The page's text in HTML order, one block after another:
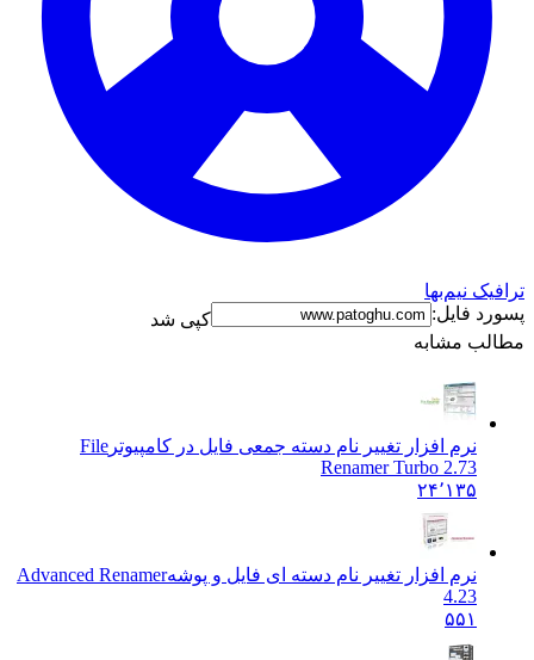
ترافیک نیم‌بها
پسورد فایل:
کپی شد
مطالب مشابه
نرم افزار تغییر نام دسته جمعی فایل در کامپیوتر File
Renamer Turbo 2.73
۲۴٬۱۳۵
نرم افزار تغییر نام دسته ای فایل و پوشهAdvanced Renamer
4.23
۵۵۱